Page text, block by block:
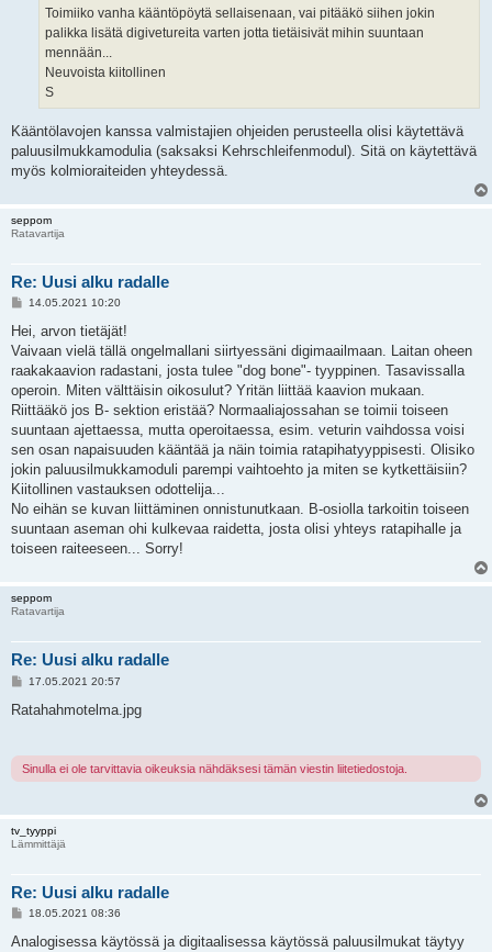
Toimiiko vanha kääntöpöytä sellaisenaan, vai pitääkö siihen jokin
palikka lisätä digivetureita varten jotta tietäisivät mihin suuntaan
mennään...
Neuvoista kiitollinen
S
Kääntölavojen kanssa valmistajien ohjeiden perusteella olisi käytettävä
paluusilmukkamodulia (saksaksi Kehrschleifenmodul). Sitä on käytettävä
myös kolmioraiteiden yhteydessä.
seppom
Ratavartija
Re: Uusi alku radalle
V
e
t
i
14.05.2021 10:20
Hei, arvon tietäjät!
Vaivaan vielä tällä ongelmallani siirtyessäni digimaailmaan. Laitan oheen
raakakaavion radastani, josta tulee "dog bone"- tyyppinen. Tasavissalla
operoin. Miten välttäisin oikosulut? Yritän liittää kaavion mukaan.
Riittääkö jos B- sektion eristää? Normaaliajossahan se toimii toiseen
suuntaan ajettaessa, mutta operoitaessa, esim. veturin vaihdossa voisi
sen osan napaisuuden kääntää ja näin toimia ratapihatyyppisesti. Olisiko
jokin paluusilmukkamoduli parempi vaihtoehto ja miten se kytkettäisiin?
Kiitollinen vastauksen odottelija...
No eihän se kuvan liittäminen onnistunutkaan. B-osiolla tarkoitin toiseen
suuntaan aseman ohi kulkevaa raidetta, josta olisi yhteys ratapihalle ja
toiseen raiteeseen... Sorry!
seppom
Ratavartija
Re: Uusi alku radalle
V
e
17.05.2021 20:57
Ratahahmotelma.jpg
Sinulla ei ole tarvittavia oikeuksia nähdäksesi tämän viestin liitetiedostoja.
tv_tyyppi
Lämmittäjä
Re: Uusi alku radalle
V
e
18.05.2021 08:36
Analogisessa käytössä ja digitaalisessa käytössä paluusilmukat täytyy